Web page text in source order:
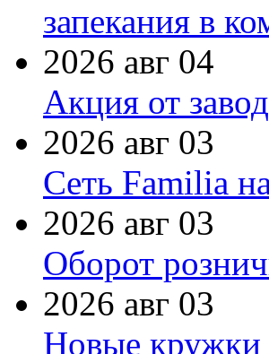
запекания в
2026 авг 04
Акция от
2026 авг 03
Сеть Familia
2026 авг 03
Оборот
2026 авг 03
Новые кружки